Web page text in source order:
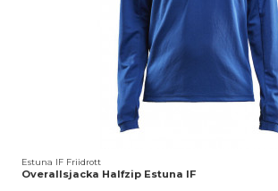
Estuna IF Friidrott
Overallsjacka Halfzip Estuna IF